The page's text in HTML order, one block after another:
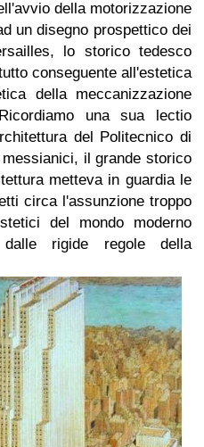
della motorizzazione
un disegno prospettico dei
lo storico tedesco
conseguente all'estetica
della meccanizzazione
una sua lectio
del Politecnico di
il grande storico
metteva in guardia le
circa l'assunzione troppo
del mondo moderno
rigide regole della